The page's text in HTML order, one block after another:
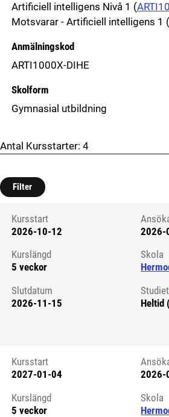
Artificiell intelligens Nivå 1 (
Motsvarar - Artificiell intelligens 1
Anmälningskod
ARTI1000X-DIHE
Skolform
Gymnasial utbildning
Antal Kursstarter: 4
Filter
Kursstart 5753510
Kursstart
2026-10-12
2026-
Kurslängd
5 veckor
Skola
Slutdatum
2026-11-15
Heltid
Kursstart 6322929
Kursstart
2027-01-04
2026-
Kurslängd
5 veckor
Skola